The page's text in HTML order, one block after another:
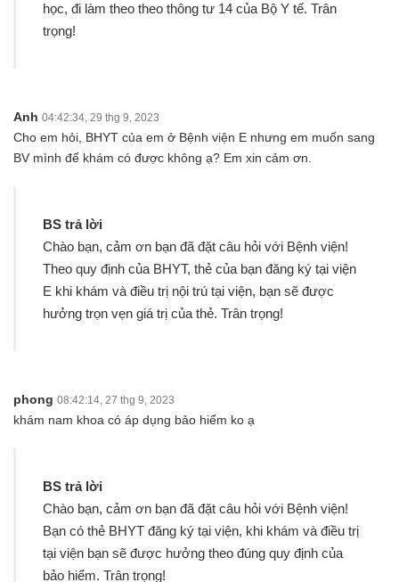
học, đi làm theo theo thông tư 14 của Bộ Y tế. Trân
trọng!
Anh 04:42:34, 29 thg 9, 2023
Cho em hỏi, BHYT của em ở Bệnh viện E nhưng em muốn sang
BV mình để khám có được không ạ? Em xin cảm ơn.
BS trả lời
Chào bạn, cảm ơn bạn đã đặt câu hỏi với Bệnh viện!
Theo quy định của BHYT, thẻ của bạn đăng ký tại viện
E khi khám và điều trị nội trú tại viện, bạn sẽ được
hưởng trọn vẹn giá trị của thẻ. Trân trọng!
phong 08:42:14, 27 thg 9, 2023
khám nam khoa có áp dụng bảo hiểm ko ạ
BS trả lời
Chào bạn, cảm ơn bạn đã đặt câu hỏi với Bệnh viện!
Bạn có thẻ BHYT đăng ký tại viện, khi khám và điều trị
tại viện bạn sẽ được hưởng theo đúng quy định của
bảo hiểm. Trân trọng!